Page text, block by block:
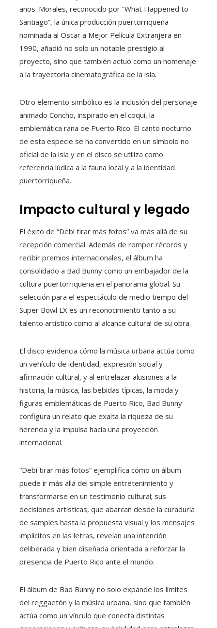
años. Morales, reconocido por “What Happened to
Santiago”, la única producción puertorriqueña
nominada al Oscar a Mejor Película Extranjera en
1990, añadió no solo un notable prestigio al
proyecto, sino que también actuó como un homenaje
a la trayectoria cinematográfica de la isla.
Otro elemento simbólico es la inclusión del personaje
animado Concho, inspirado en el coquí, la
emblemática rana de Puerto Rico. El canto nocturno
de esta especie se ha convertido en un símbolo no
oficial de la isla y en el disco se utiliza como
referencia lúdica a la fauna local y a la identidad
puertorriqueña.
Impacto cultural y legado
El éxito de “Debí tirar más fotos” va más allá de su
recepción comercial. Además de romper récords y
recibir premios internacionales, el álbum ha
consolidado a Bad Bunny como un embajador de la
cultura puertorriqueña en el panorama global. Su
selección para el espectáculo de medio tiempo del
Super Bowl LX es un reconocimiento tanto a su
talento artístico como al alcance cultural de su obra.
El disco evidencia cómo la música urbana actúa como
un vehículo de identidad, expresión social y
afirmación cultural, y al entrelazar alusiones a la
historia, la música, las bebidas típicas, la moda y
figuras emblemáticas de Puerto Rico, Bad Bunny
configura un relato que exalta la riqueza de su
herencia y la impulsa hacia una proyección
internacional.
“Debí tirar más fotos” ejemplifica cómo un álbum
puede ir más allá del simple entretenimiento y
transformarse en un testimonio cultural; sus
decisiones artísticas, que abarcan desde la curaduría
de samples hasta la propuesta visual y los mensajes
implícitos en las letras, revelan una intención
deliberada y bien diseñada orientada a reforzar la
presencia de Puerto Rico ante el mundo.
El álbum de Bad Bunny no solo expande los límites
del reggaetón y la música urbana, sino que también
actúa como un vínculo que conecta distintas